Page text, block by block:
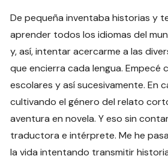
De pequeña inventaba historias y
aprender todos los idiomas del
y, así, intentar acercarme a las
que encierra cada lengua. Empecé
escolares y así sucesivamente. En
cultivando el género del relato
aventura en novela. Y eso sin
traductora e intérprete. Me he
la vida intentando transmitir